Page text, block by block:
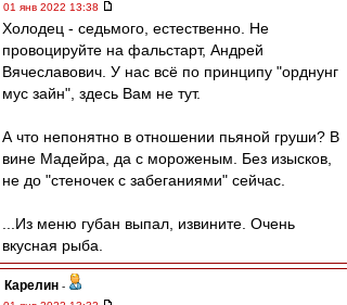
01 янв 2022 13:38
Холодец - седьмого, естественно. Не
провоцируйте на фальстарт, Андрей
Вячеславович. У нас всё по принципу "орднунг
мус зайн", здесь Вам не тут.
А что непонятно в отношении пьяной груши? В
вине Мадейра, да с мороженым. Без изысков,
не до "стеночек с забеганиями" сейчас.
...Из меню губан выпал, извините. Очень
вкусная рыба.
Карелин -